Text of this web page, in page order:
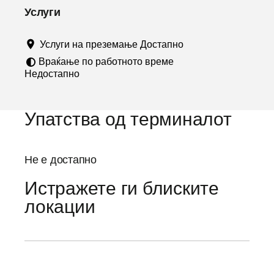
о
р
Услуги
Услуги на преземање Достапно
Враќање по работното време
Недостапно
Упатства од терминалот
Не е достапно
Истражете ги блиските
локации